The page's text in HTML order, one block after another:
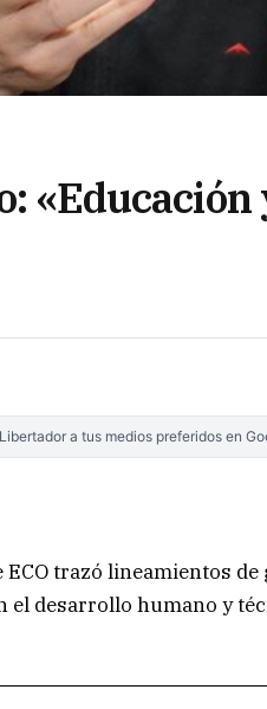
«Educación
a tus medios preferidos en
ECO trazó lineamientos
el desarrollo humano y